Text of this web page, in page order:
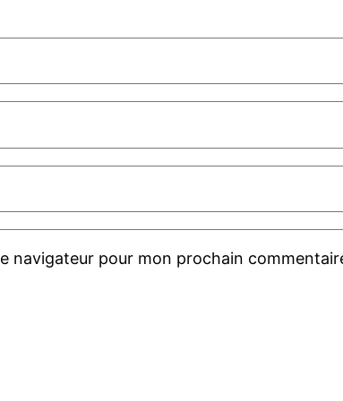
navigateur pour mon prochain